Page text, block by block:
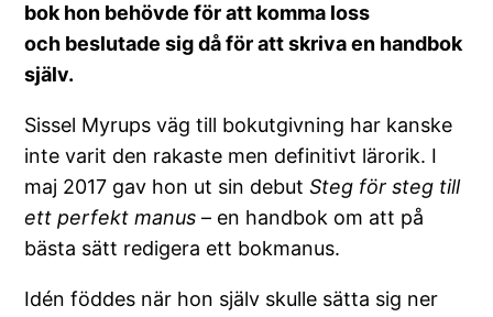
bok hon behövde för att komma loss
och beslutade sig då för att skriva en handbok
själv.
Sissel Myrups väg till bokutgivning har kanske
inte varit den rakaste men definitivt lärorik. I
maj 2017 gav hon ut sin debutSteg för steg till
ett perfekt manus – en handbok om att på
bästa sätt redigera ett bokmanus.
Idén föddes när hon själv skulle sätta sig ner